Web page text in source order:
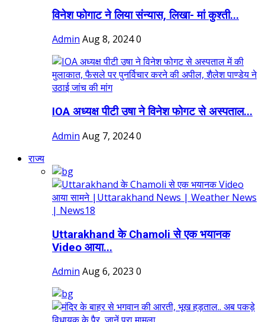
विनेश फोगाट ने लिया संन्यास, लिखा- मां कुश्ती...
Admin Aug 8, 20240
IOA अध्यक्ष पीटी उषा ने विनेश फोगट से अस्पताल...
Admin Aug 7, 20240
राज्य
Uttarakhand के Chamoli से एक भयानक
Video आया...
Admin Aug 6, 2023 0